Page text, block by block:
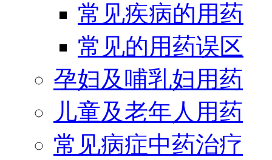
常见疾病的用药
常见的用药误区
孕妇及哺乳妇用药
儿童及老年人用药
常见病症中药治疗